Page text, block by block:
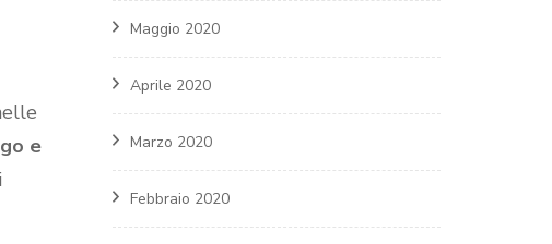
e
Maggio 2020
Aprile 2020
Marzo 2020
Febbraio 2020